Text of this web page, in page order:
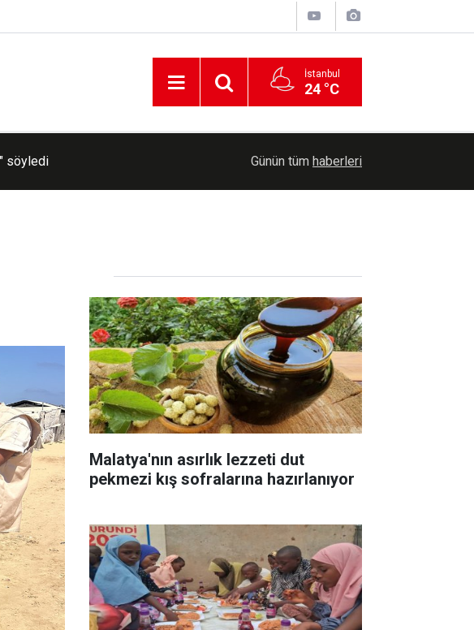
İstanbul
24 °C
Meteorolojiden Toz Taşınımı Uyarısı
Günün tüm haberleri
Malatya'nın asırlık lezzeti dut
pekmezi kış sofralarına hazırlanıyor